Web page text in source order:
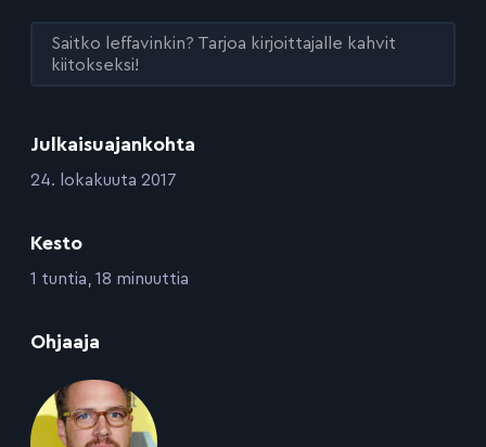
Julkaisuajankohta
:24. lokakuuta 2017
Kesto
:1 tuntia, 18 minuuttia
Ohjaaja
Saitko leffavinkin? Tarjoa kirjoittajalle kahvit
kiitokseksi!